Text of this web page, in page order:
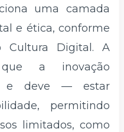
uma camada
e ética, conforme
Cultura Digital. A
a inovação
e deve — estar
permitindo
limitados, como